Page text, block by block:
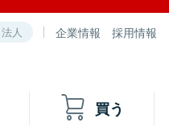
法人 企業情報 採用情報
買う